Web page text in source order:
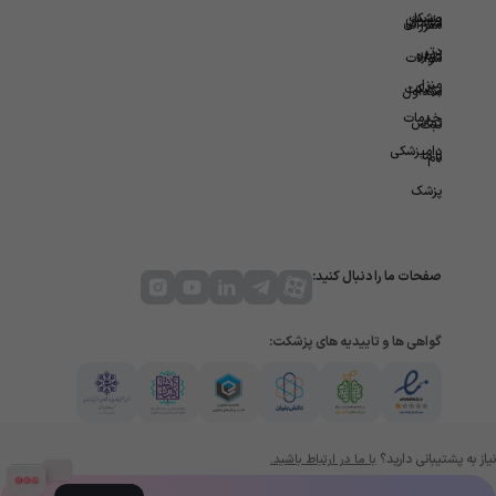
پزشکان
برتر
ویزیت
در
منزل
خدمات
دامپزشکی
مقررات
سوالات
متداول
ثبت
نام
پزشک
سازمانی
درباره
پزشکت
تماس
با ما
صفحات ما را دنبال کنید:
گواهی ها و تاییدیه های پزشکت:
نیاز به پشتیبانی دارید؟ با ما در ارتباط باشید.